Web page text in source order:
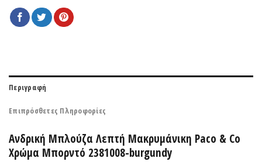
Περιγραφή
Επιπρόσθετες Πληροφορίες
Ανδρική Μπλούζα Λεπτή Μακρυμάνικη Paco & Co
Χρώμα Μπορντό 2381008-burgundy